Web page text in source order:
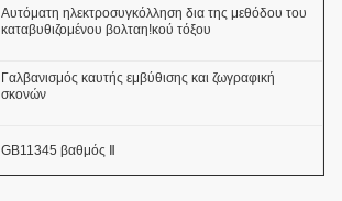
Αυτόματη ηλεκτροσυγκόλληση δια της μεθόδου του
καταβυθιζομένου βολταη!κού τόξου
Γαλβανισμός καυτής εμβύθισης και ζωγραφική
σκονών
GB11345 βαθμός Ⅱ